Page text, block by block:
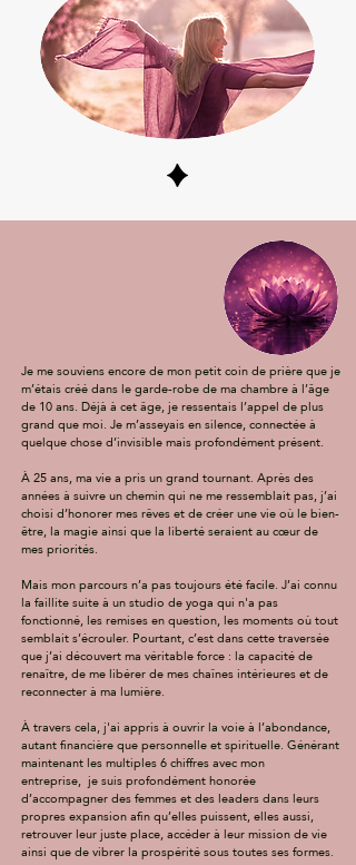
Je me souviens encore de mon petit coin de prière que je
m’étais créé dans le garde-robe de ma chambre à l’âge
de 10 ans. Déjà à cet âge, je ressentais l’appel de plus
grand que moi. Je m’asseyais en silence, connectée à
quelque chose d’invisible mais profondément présent.
À 25 ans, ma vie a pris un grand tournant. Après des
années à suivre un chemin qui ne me ressemblait pas, j’ai
choisi d’honorer mes rêves et de créer une vie où le bien-
être, la magie ainsi que la liberté seraient au cœur de
mes priorités.
Mais mon parcours n’a pas toujours été facile. J’ai connu
la faillite suite à un studio de yoga qui n'a pas
fonctionné, les remises en question, les moments où tout
semblait s’écrouler. Pourtant, c’est dans cette traversée
que j’ai découvert ma véritable force : la capacité de
renaître, de me libérer de mes chaînes intérieures et de
reconnecter à ma lumière.
À travers cela, j'ai appris à ​ouvrir la voie à l’abondance,
autant financière que personnelle et spirituelle. Générant
maintenant les multiples 6 chiffres avec mon
entreprise, je suis profondément honorée
d’accompagner des femmes et des leaders dans leurs
propres expansion afin qu’elles puissent, elles aussi,
retrouver leur juste place, accéder à leur mission de vie
ainsi que de vibrer la prospérité sous toutes ses formes.